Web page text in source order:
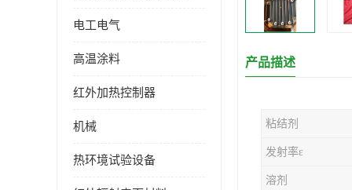
电工电气
高温涂料
红外加热控制器
机械
热环境试验设备
产品描述
粘结剂
发射率ε
溶剂